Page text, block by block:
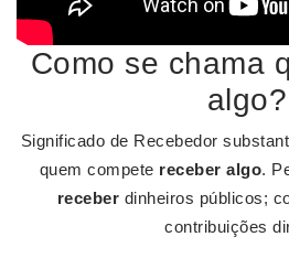
Como se chama
algo?
Significado de Recebedor
quem compete receber algo.
receber dinheiros públicos;
contribuições